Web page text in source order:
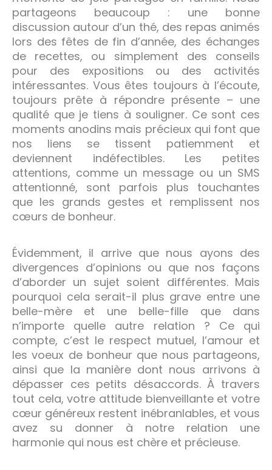
partageons beaucoup : une bonne
discussion autour d’un thé, des repas animés
lors des fêtes de fin d’année, des échanges
de recettes, ou simplement des conseils
pour des expositions ou des activités
intéressantes. Vous êtes toujours à l’écoute,
toujours prête à répondre présente – une
qualité que je tiens à souligner. Ce sont ces
moments anodins mais précieux qui font que
nos liens se tissent patiemment et
deviennent indéfectibles. Les petites
attentions, comme un message ou un SMS
attentionné, sont parfois plus touchantes
que les grands gestes et remplissent nos
cœurs de bonheur.
Évidemment, il arrive que nous ayons des
divergences d’opinions ou que nos façons
d’aborder un sujet soient différentes. Mais
pourquoi cela serait-il plus grave entre une
belle-mère et une belle-fille que dans
n’importe quelle autre relation ? Ce qui
compte, c’est le respect mutuel, l’amour et
les voeux de bonheur que nous partageons,
ainsi que la manière dont nous arrivons à
dépasser ces petits désaccords. À travers
tout cela, votre attitude bienveillante et votre
cœur généreux restent inébranlables, et vous
avez su donner à notre relation une
harmonie qui nous est chère et précieuse.